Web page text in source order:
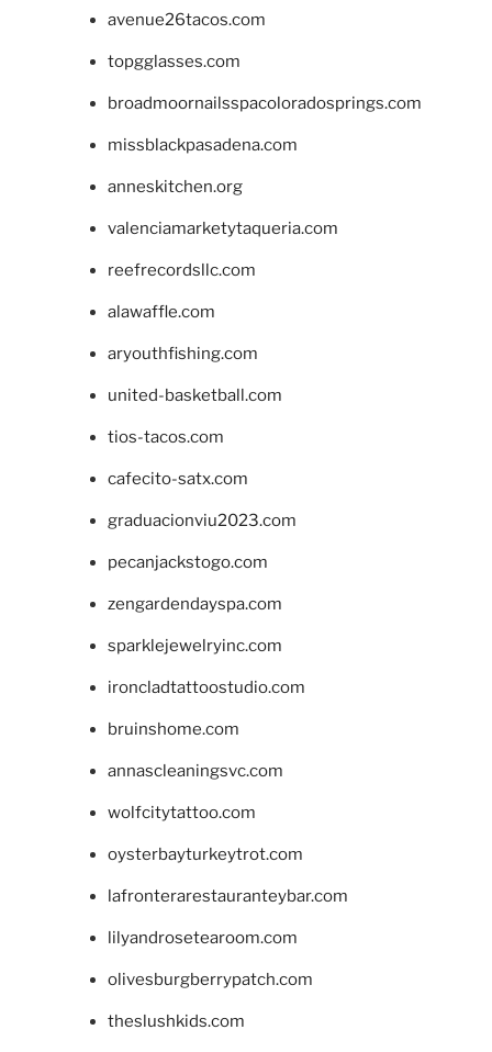
avenue26tacos.com
topgglasses.com
broadmoornailsspacoloradosprings.com
missblackpasadena.com
anneskitchen.org
valenciamarketytaqueria.com
reefrecordsllc.com
alawaffle.com
aryouthfishing.com
united-basketball.com
tios-tacos.com
cafecito-satx.com
graduacionviu2023.com
pecanjackstogo.com
zengardendayspa.com
sparklejewelryinc.com
ironcladtattoostudio.com
bruinshome.com
annascleaningsvc.com
wolfcitytattoo.com
oysterbayturkeytrot.com
lafronterarestauranteybar.com
lilyandrosetearoom.com
olivesburgberrypatch.com
theslushkids.com